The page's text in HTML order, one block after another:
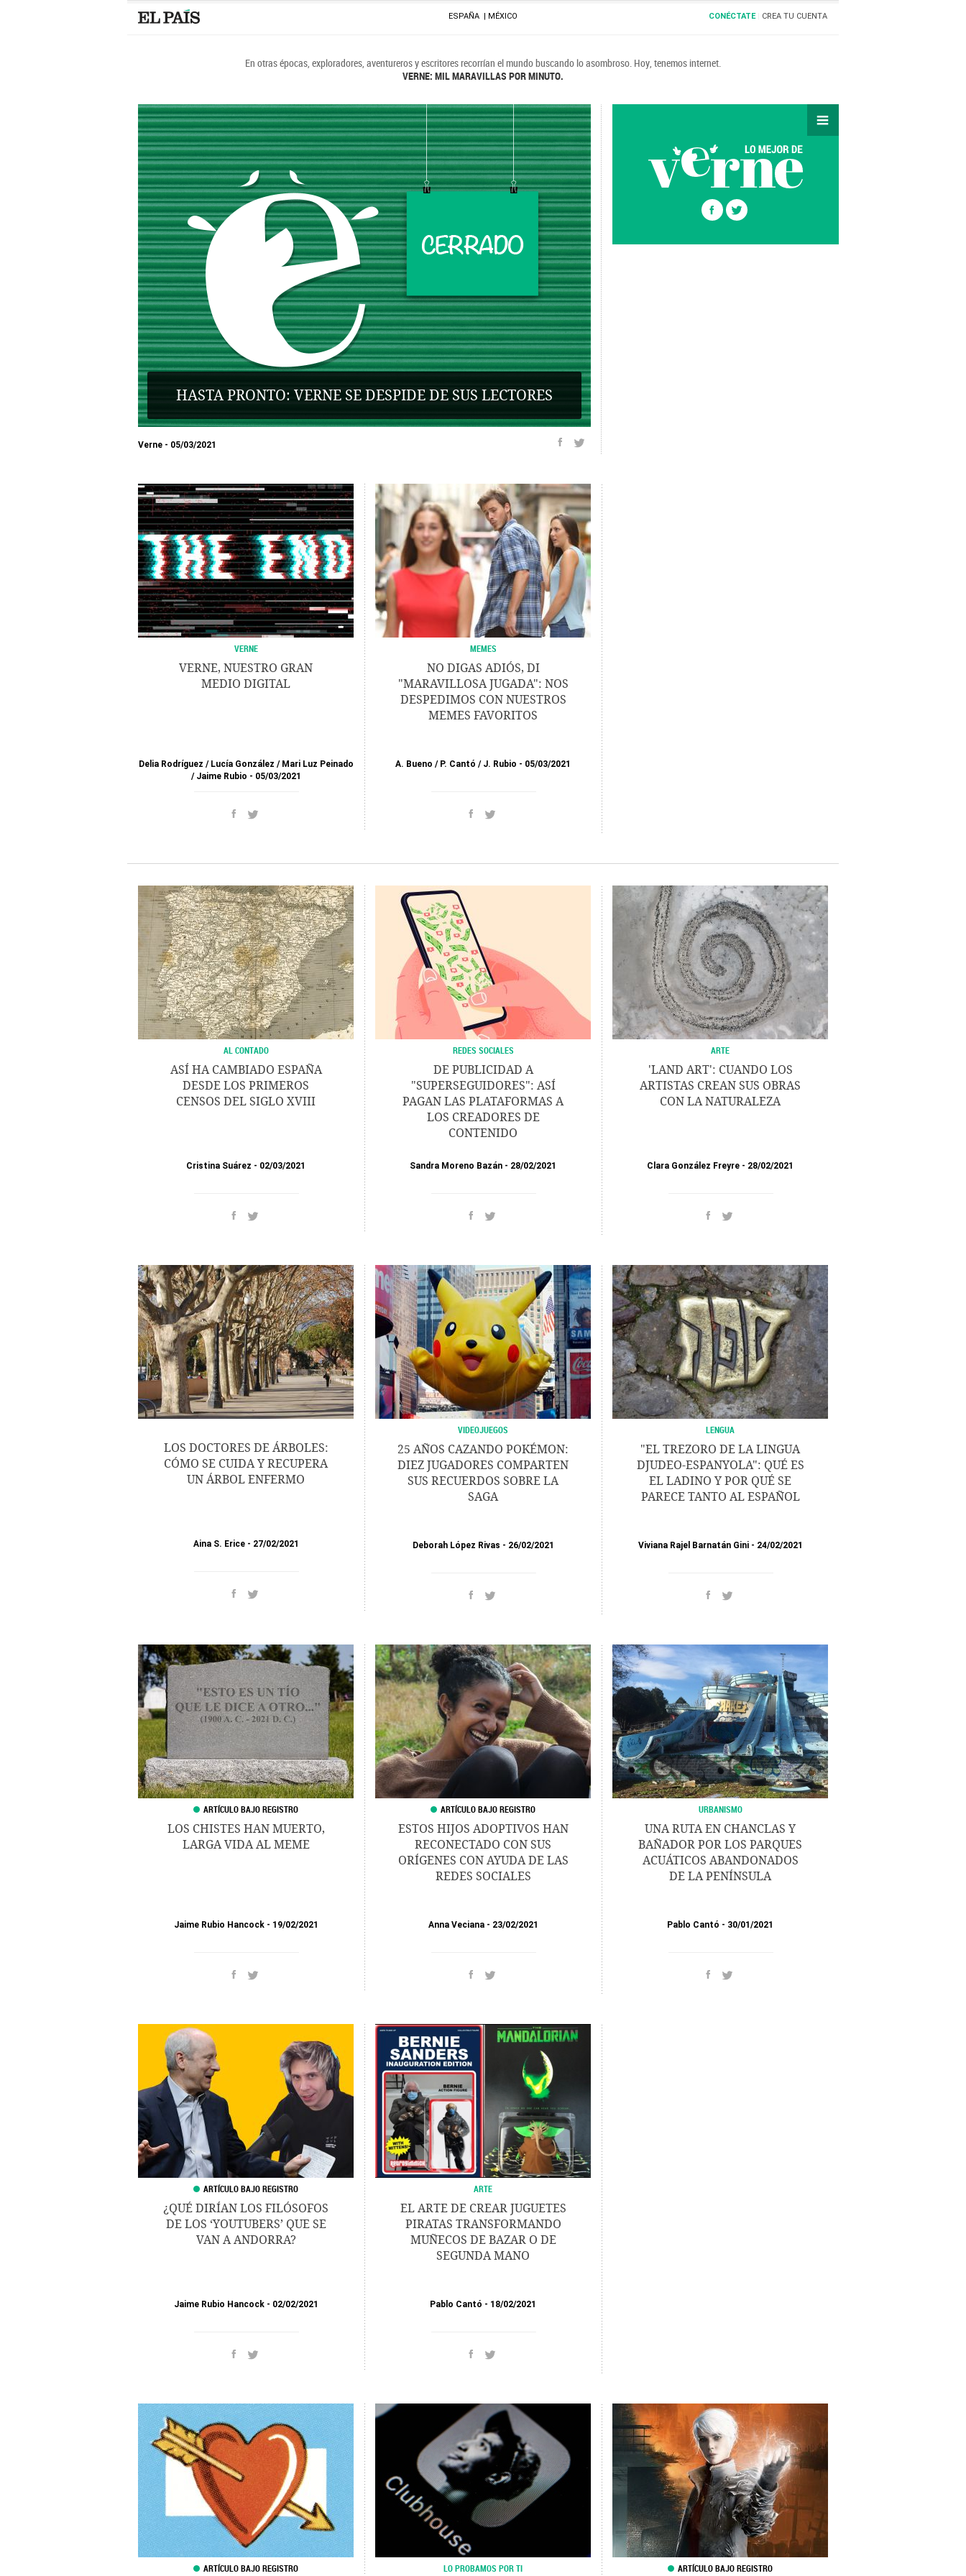
ESPAÑA MÉXICO CONÉCTATE CREA TU CUENTA
En otras épocas, exploradores, aventureros y escritores recorrían el mundo buscando lo asombroso. Hoy, tenemos internet.
VERNE: MIL MARAVILLAS POR MINUTO.
HASTA PRONTO: VERNE SE DESPIDE DE SUS LECTORES
Verne 05/03/2021
VERNE
VERNE, NUESTRO GRAN
MEDIO DIGITAL
Delia Rodríguez / Lucía González / Mari Luz Peinado
/ Jaime Rubio 05/03/2021
MEMES
NO DIGAS ADIÓS, DI
"MARAVILLOSA JUGADA": NOS
DESPEDIMOS CON NUESTROS
MEMES FAVORITOS
A. Bueno / P. Cantó / J. Rubio 05/03/2021
AL CONTADO
ASÍ HA CAMBIADO ESPAÑA
DESDE LOS PRIMEROS
CENSOS DEL SIGLO XVIII
Cristina Suárez 02/03/2021
REDES SOCIALES
DE PUBLICIDAD A
"SUPERSEGUIDORES": ASÍ
PAGAN LAS PLATAFORMAS A
LOS CREADORES DE
CONTENIDO
Sandra Moreno Bazán 28/02/2021
ARTE
'LAND ART': CUANDO LOS
ARTISTAS CREAN SUS OBRAS
CON LA NATURALEZA
Clara González Freyre 28/02/2021
LOS DOCTORES DE ÁRBOLES:
CÓMO SE CUIDA Y RECUPERA
UN ÁRBOL ENFERMO
Aina S. Erice 27/02/2021
VIDEOJUEGOS
25 AÑOS CAZANDO POKÉMON:
DIEZ JUGADORES COMPARTEN
SUS RECUERDOS SOBRE LA
SAGA
Deborah López Rivas 26/02/2021
LENGUA
"EL TREZORO DE LA LINGUA
DJUDEO-ESPANYOLA": QUÉ ES
EL LADINO Y POR QUÉ SE
PARECE TANTO AL ESPAÑOL
Viviana Rajel Barnatán Gini 24/02/2021
LOS CHISTES HAN MUERTO,
LARGA VIDA AL MEME
Jaime Rubio Hancock 19/02/2021
ESTOS HIJOS ADOPTIVOS HAN
RECONECTADO CON SUS
ORÍGENES CON AYUDA DE LAS
REDES SOCIALES
Anna Veciana 23/02/2021
URBANISMO
UNA RUTA EN CHANCLAS Y
BAÑADOR POR LOS PARQUES
ACUÁTICOS ABANDONADOS
DE LA PENÍNSULA
Pablo Cantó 30/01/2021
¿QUÉ DIRÍAN LOS FILÓSOFOS
DE LOS ‘YOUTUBERS’ QUE SE
VAN A ANDORRA?
Jaime Rubio Hancock 02/02/2021
ARTE
EL ARTE DE CREAR JUGUETES
PIRATAS TRANSFORMANDO
MUÑECOS DE BAZAR O DE
SEGUNDA MANO
Pablo Cantó 18/02/2021
LO PROBAMOS POR TI